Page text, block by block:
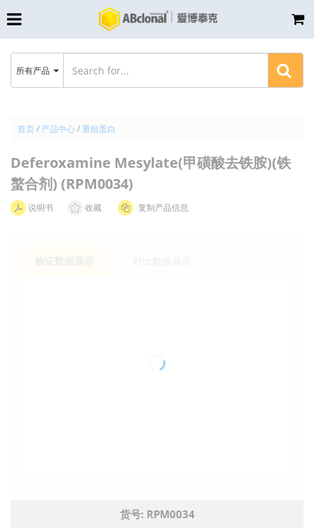
首页/ 产品中心/重组蛋白
Deferoxamine Mesylate(甲磺酸去铁胺)(铁
螯合剂) (RPM0034)
说明书 收藏 复制产品信息
货号: RPM0034
所有产品